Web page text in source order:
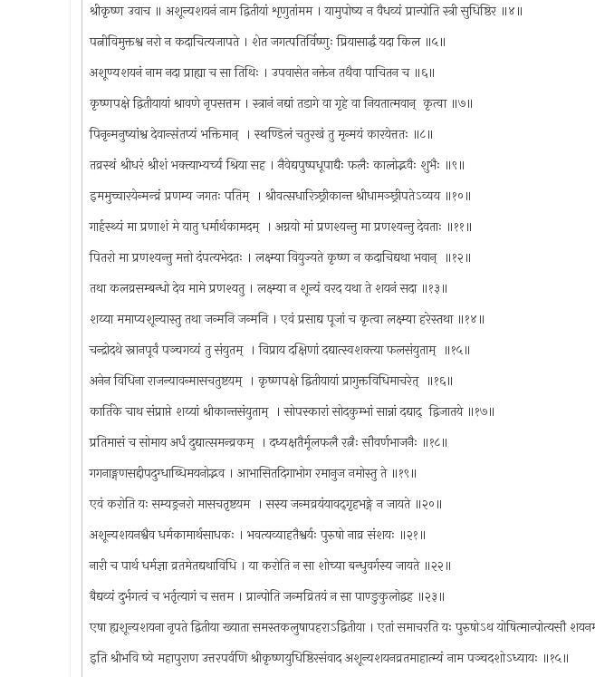
श्रीकृष्ण उवाच ॥ अशून्यशयनं नाम द्वितीयां शृणुतांमम । यामुपोष्य न वैधव्यं प्रान्पोति स्त्री सुधिष्ठिर ॥४॥
पत्नीविमुक्तश्व नरो न कदाचित्यजापते । शेत जगत्पतिर्विष्णुः प्रियासार्द्धं यदा किल ॥५॥
अशूण्यशयनं नाम नदा प्राह्या च सा तिथिः । उपवासेत नक्तेन तथैवा पाचितन च ॥६॥
कृष्णपक्षे द्वितीयायां श्रावणे नृपसत्तम । स्त्रानं नद्यां तडागे वा गृहे वा नियतात्मवान् ‍ कृत्वा ॥७॥
पिनृन्मनुष्यांश्व देवान्संतप्यं भक्तिमान् ‍ । स्थण्डिलं चतुरखं तु मृन्मयं कारयेत्ततः ॥८॥
तव्रस्थं श्रीधरं श्रीशं भक्त्याभ्यर्च्य श्रिया सह । नैवेद्यपुष्पधूपाद्यैः फलैः कालोद्भवैः शुभैः ॥९॥
इममुच्चारयेन्मन्व्रं प्रणम्य जगतः पतिम् ‍ । श्रीवत्सधारित्र्छ्रीकान्त श्रीधामञ्छ्रीपतेऽव्यय ॥१०॥
गार्हस्थ्यं मा प्रणाशं मे यातु धर्मार्थकामदम् ‍ । अग्नयो मां प्रणश्यन्तु मा प्रणश्यन्तु देवताः ॥११॥
पितरो मा प्रणश्यन्तु मत्तो दंपत्यभेदतः । लक्ष्म्या वियुज्यते कृष्ण न कदाचिद्यथा भवान् ‍ ॥१२॥
तथा कलव्रसम्बन्धो देव मामे प्रणश्यतु । लक्ष्म्या न शून्यं वरद यथा ते शयनं सदा ॥१३॥
शय्या ममाप्यशून्यास्तु तथा जन्मनि जन्मनि । एवं प्रसाद्य पूजां च कृत्वा लक्ष्म्या हरेस्तथा ॥१४॥
चन्द्रोदथे स्नानपूर्वं पञ्चगव्यं तु संयुतम् ‍ । विप्राय दक्षिणां दद्यात्स्वशक्त्या फलसंयुताम् ‍ ॥१५॥
अनेन विधिना राजन्यावन्मासचतुष्टयम् ‍ । कृष्णपक्षे द्वितीयायां प्रागुक्तविधिमाचरेत् ‍ ॥१६॥
कार्तिके चाथ संप्राप्ते शय्यां श्रीकान्तसंयुताम् ‍ । सोपस्कारां सोदकुम्भां सान्नां दद्याद् ‍ द्विजातये ॥१७॥
प्रतिमासं च सोमाय अर्धं दुद्यात्समन्व्रकम् ‍ । दध्यक्षतैर्मूलफलै रत्नैः सौवर्णभाजनैः ॥१८॥
गगनाङ्गणसद्दीपदुग्धाब्धिमयनोद्भव । आभासितदिगाभोग रमानुज नमोस्तु ते ॥१९॥
एवं करोति यः सम्यङ्रनरो मासचतृष्टयम ‍ । सस्य जन्मव्रयंयावद्‍गृहभङ्गे न जायते ॥२०॥
अशून्यशयनश्वैव धर्मकामार्थसाधकः । भवत्यव्याहतैश्वर्यः पुरुषो नाव्र संशयः ॥२१॥
नारी च पार्थ धर्मज्ञा व्रतमेतद्यथाविधि । या करोति न सा शोच्या बन्धुवर्गस्य जायते ॥२२॥
बैद्यव्यं दुर्भगत्वं च भर्तृत्यागं च सत्तम । प्रान्पोति जन्मव्रितयं न सा पाण्ङुकुलोद्वह ॥२३॥
एषा ह्यशून्यशयना नृपते द्वितीया ख्याता समस्तकलुषापहराऽद्वितीया । एतां समाचरति यः पुरुषोऽथ योषित्मान्पोत्यसौ
इति श्रीभवि ष्ये महापुराण उत्तरपर्वणि श्रीकृष्णयुधिष्ठिरसंवाद अशून्यशयनव्रतमाहात्म्यं नाम पञ्चदशोऽध्यायः ॥१५॥